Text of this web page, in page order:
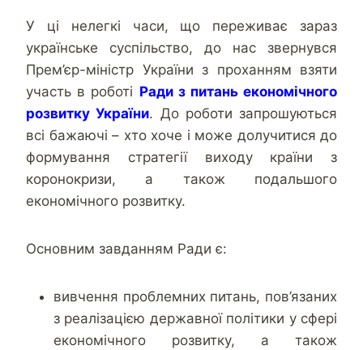
У ці нелегкі часи, що переживає зараз
українське суспільство, до нас звернувся
Прем’єр-міністр України з проханням взяти
участь в роботі Ради з питань економічного
розвитку України. До роботи запрошуються
всі бажаючі – хто хоче і може долучитися до
формування стратегії виходу країни з
коронокризи, а також подальшого
економічного розвитку.
Основним завданням Ради є:
вивчення проблемних питань, пов’язаних
з реалізацією державної політики у сфері
економічного розвитку, а також